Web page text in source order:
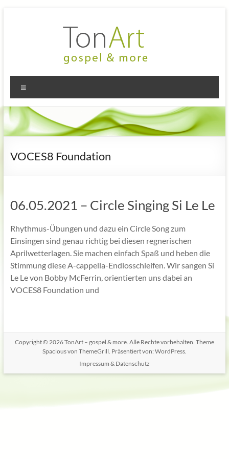
TonArt
–
gospel
&
more
Mein Chor
in
Hannover-
Linden
VOCES8 Foundation
06.05.2021 – Circle Singing Si Le Le
Rhythmus-Übungen und dazu ein Circle Song zum
Einsingen sind genau richtig bei diesen regnerischen
Aprilwetterlagen. Sie machen einfach Spaß und heben die
Stimmung diese A-cappella-Endlosschleifen. Wir sangen Si
Le Le von Bobby McFerrin, orientierten uns dabei an
VOCES8 Foundation und
Copyright © 2026TonArt – gospel & more. Alle Rechte vorbehalten. Theme
Spaciousvon ThemeGrill. Präsentiert von: WordPress.
Impressum & Datenschutz